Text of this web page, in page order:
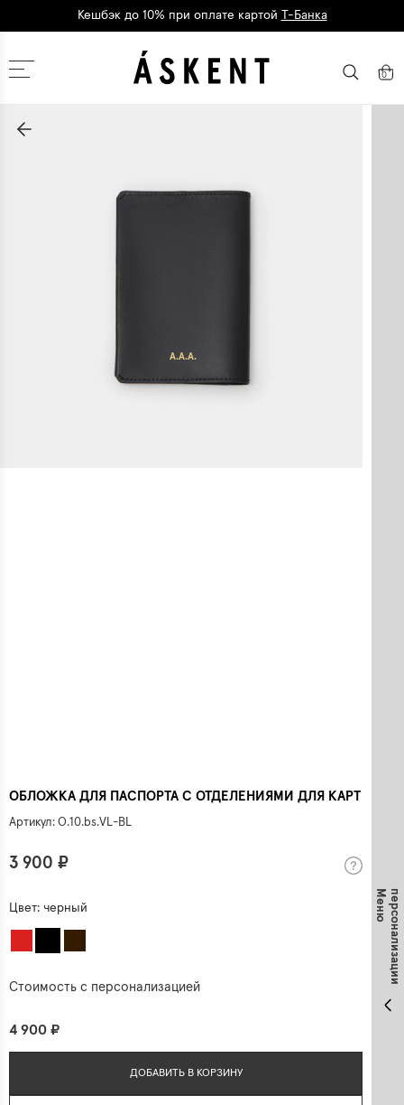
Кешбэк до 10% при оплате картой Т-Банка
Москва 0
A.A.A.
ОБЛОЖКА ДЛЯ ПАСПОРТА С ОТДЕЛЕНИЯМИ ДЛЯ КАРТ
Артикул: O.10.bs.VL-BL
3 900 ₽
Цвет: черный
Стоимость с персонализацией
4 900 ₽
ДОБАВИТЬ В КОРЗИНУ
М
е
н
ю
п
е
р
с
о
н
а
л
и
з
а
ц
ии